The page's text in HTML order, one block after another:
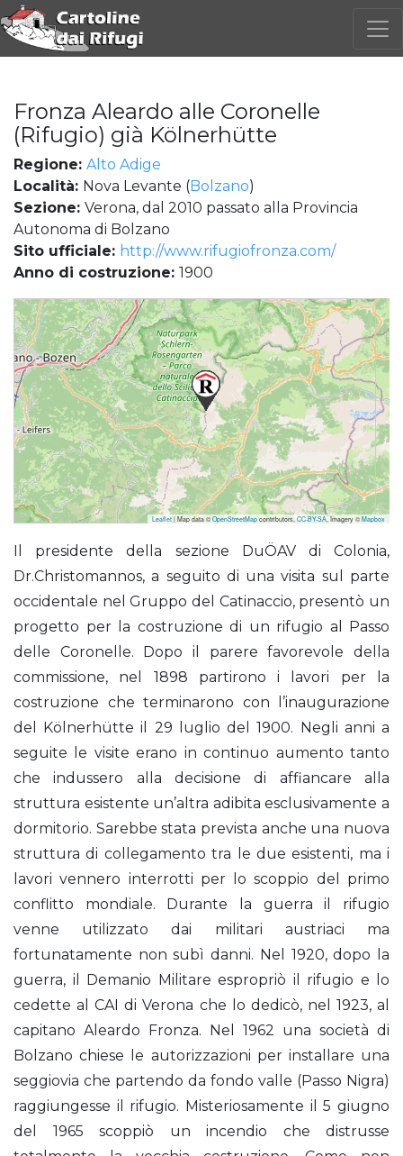
Fronza Aleardo alle Coronelle
(Rifugio) già Kölnerhütte
Regione: Alto Adige
Località: Nova Levante (Bolzano)
Sezione: Verona, dal 2010 passato alla Provincia
Autonoma di Bolzano
Sito ufficiale: http://www.rifugiofronza.com/
Anno di costruzione: 1900
Leaflet | Map data © OpenStreetMap contributors, CC-BY-SA, Imagery © Mapbox
Il presidente della sezione DuÖAV di Colonia,
Dr.Christomannos, a seguito di una visita sul parte
occidentale nel Gruppo del Catinaccio, presentò un
progetto per la costruzione di un rifugio al Passo
delle Coronelle. Dopo il parere favorevole della
commissione, nel 1898 partirono i lavori per la
costruzione che terminarono con l’inaugurazione
del Kölnerhütte il 29 luglio del 1900. Negli anni a
seguite le visite erano in continuo aumento tanto
che indussero alla decisione di affiancare alla
struttura esistente un’altra adibita esclusivamente a
dormitorio. Sarebbe stata prevista anche una nuova
struttura di collegamento tra le due esistenti, ma i
lavori vennero interrotti per lo scoppio del primo
conflitto mondiale. Durante la guerra il rifugio
venne utilizzato dai militari austriaci ma
fortunatamente non subì danni. Nel 1920, dopo la
guerra, il Demanio Militare espropriò il rifugio e lo
cedette al CAI di Verona che lo dedicò, nel 1923, al
capitano Aleardo Fronza. Nel 1962 una società di
Bolzano chiese le autorizzazioni per installare una
seggiovia che partendo da fondo valle (Passo Nigra)
raggiungesse il rifugio. Misteriosamente il 5 giugno
del 1965 scoppiò un incendio che distrusse